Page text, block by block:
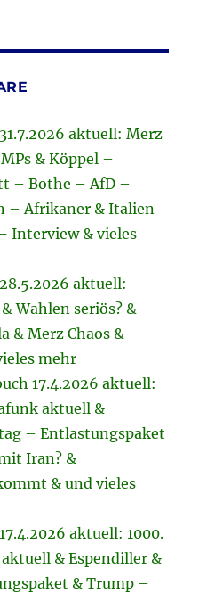
aktuell: Merz
& Köppel –
– Bothe – AfD –
– Afrikaner & Italien
Interview & vieles
aktuell:
Wahlen seriös? &
& Merz Chaos &
mehr
17.4.2026 aktuell:
aktuell &
– Entlastungspaket
Iran? &
& und vieles
aktuell: 1000.
& Espendiller &
& Trump –